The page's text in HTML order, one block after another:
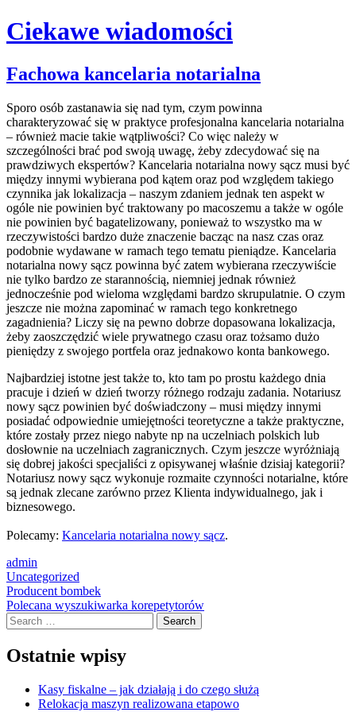
Ciekawe wiadomości
Skip
to
Fachowa kancelaria notarialna
Sporo osób zastanawia się nad tym, czym powinna
charakteryzować się w praktyce profesjonalna kancelaria notarialna
– również macie takie wątpliwości? Co więc należy w
szczególności brać pod swoją uwagę, żeby zdecydować się na
prawdziwych ekspertów? Kancelaria notarialna nowy sącz musi być
między innymi wybierana pod kątem oraz pod względem takiego
czynnika jak lokalizacja – naszym zdaniem jednak ten aspekt w
ogóle nie powinien być traktowany po macoszemu a także w ogóle
nie powinien być bagatelizowany, ponieważ to wszystko ma w
rzeczywistości bardzo duże znaczenie bacząc na nasz czas oraz
podobnie wydawane w ramach tego tematu pieniądze. Kancelaria
notarialna nowy sącz powinna być zatem wybierana rzeczywiście
nie tylko bardzo ze starannością, niemniej jednak również
jednocześnie pod wieloma względami bardzo skrupulatnie. O czym
jeszcze nie można zapominać w ramach tego konkretnego
zagadnienia? Liczy się na pewno dobrze dopasowana lokalizacja,
żeby zaoszczędzić wiele prywatnego czasu oraz tożsamo dużo
pieniędzy z swojego portfela oraz jednakowo konta bankowego.
Najbardziej istotne jest także to, kto tam po prostu każdego dnia
pracuje i dzień w dzień tworzy różnego rodzaju zadania. Notariusz
nowy sącz powinien być doświadczony – musi między innymi
posiadać odpowiednie umiejętności teoretyczne a także praktyczne,
które zostały przez niego nabyte np na uczelniach polskich lub
dosłownie na uczelniach zagranicznych. Czym jeszcze wyróżniają
się dobrej jakości specjaliści z opisywanej właśnie dzisiaj kategorii?
Notariusz nowy sącz wykonuje rozmaite czynności notarialne, które
są jednak zlecane zarówno przez Klienta indywidualnego, jak i
biznesowego.
Polecamy: Kancelaria notarialna nowy sącz.
admin
Uncategorized
Post
navigation
Producent bombek
Polecana wyszukiwarka korepetytorów
Search
Ostatnie wpisy
Kasy fiskalne – jak działają i do czego służą
Relokacja maszyn realizowana etapowo